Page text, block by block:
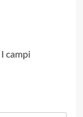
I campi